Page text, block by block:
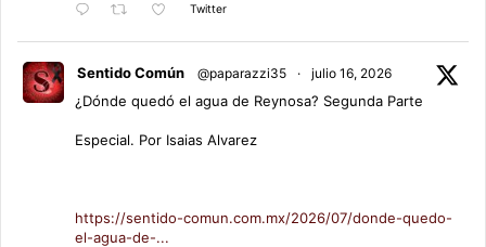
Twitter
Sentido Común @paparazzi35 · julio 16, 2026
¿Dónde quedó el agua de Reynosa? Segunda Parte
Especial. Por Isaias Alvarez
https://sentido-comun.com.mx/2026/07/donde-quedo-
el-agua-de-...